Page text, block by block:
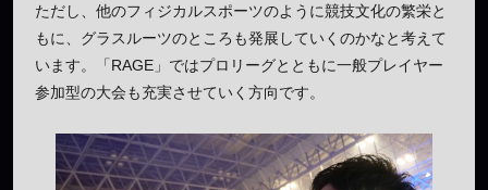
ただし、他のフィジカルスポーツのように競技文化の繁栄と
もに、グラスルーツのところも発展していくのかなと考えて
います。「RAGE」ではプロリーグとともに一般プレイヤー
参加型の大会も充実させていく方向です。